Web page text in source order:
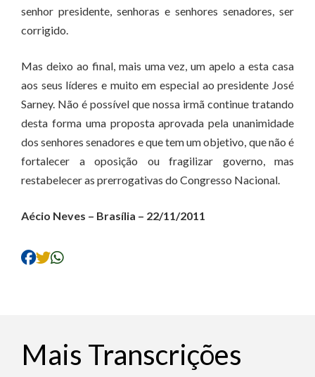
senhor presidente, senhoras e senhores senadores, ser
corrigido.
Mas deixo ao final, mais uma vez, um apelo a esta casa
aos seus líderes e muito em especial ao presidente José
Sarney. Não é possível que nossa irmã continue tratando
desta forma uma proposta aprovada pela unanimidade
dos senhores senadores e que tem um objetivo, que não é
fortalecer a oposição ou fragilizar governo, mas
restabelecer as prerrogativas do Congresso Nacional.
Aécio Neves – Brasília – 22/11/2011
Mais Transcrições